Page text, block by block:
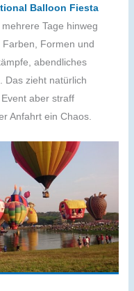
Balloon Fiesta
Tage hinweg
Formen und
abendliches
Das zieht natürlich
aber straff
Anfahrt ein Chaos.